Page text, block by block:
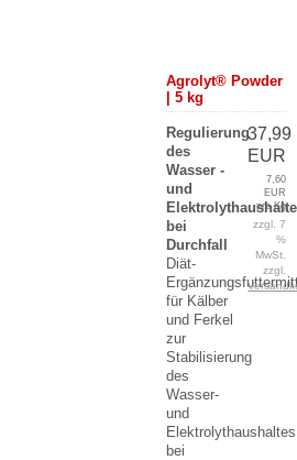
Agrolyt® Powder
| 5 kg
Regulierung
des
Wasser -
und
bei
Durchfall
Diät-
für Kälber
und Ferkel
zur
Stabilisierung
des
Wasser-
und
Elektrolythaushaltes
bei
37,99
EUR
7,60
EUR
pro Kg
zzgl. 7
%
MwSt.
zzgl.